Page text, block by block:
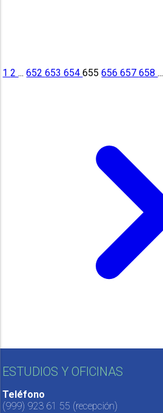
12... 652653654655 656657658...
ESTUDIOS Y OFICINAS
Teléfono
(999) 923 61 55 (recepción)